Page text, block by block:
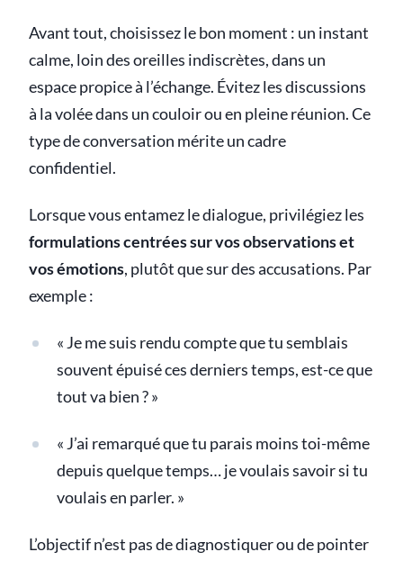
Avant tout, choisissez le bon moment : un instant
calme, loin des oreilles indiscrètes, dans un
espace propice à l’échange. Évitez les discussions
à la volée dans un couloir ou en pleine réunion. Ce
type de conversation mérite un cadre
confidentiel.
Lorsque vous entamez le dialogue, privilégiez les
formulations centrées sur vos observations et
vos émotions, plutôt que sur des accusations. Par
exemple :
« Je me suis rendu compte que tu semblais
souvent épuisé ces derniers temps, est-ce que
tout va bien ? »
« J’ai remarqué que tu parais moins toi-même
depuis quelque temps… je voulais savoir si tu
voulais en parler. »
L’objectif n’est pas de diagnostiquer ou de pointer